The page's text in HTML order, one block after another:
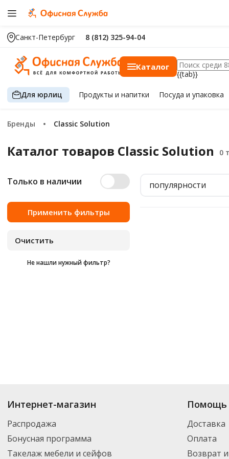
Санкт-Петербург 8 (812) 325-94-04
Каталог
{{tab}}
Для юрлиц Продуктыи напитки Посуда и упаковка
Бренды Classic Solution
Каталог товаров Classic Solution
Только в наличии
Не нашли нужный фильтр?
популярности
Купить
. В ассортименте интернет-
выбрать нужный товар и добавить его в корзину для дальнейшего
транспортной компанией DPD. Для постоянных клиентов - скидка,
Интернет-магазин
Распродажа
Бонусная программа
Такелаж мебели и сейфов
Помощь
Доставка
Оплата
Возврат